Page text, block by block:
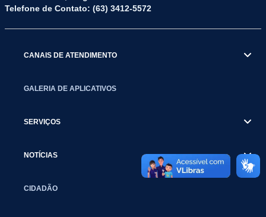
Telefone de Contato: (63) 3412-5572
CANAIS DE ATENDIMENTO
GALERIA DE APLICATIVOS
SERVIÇOS
NOTÍCIAS
CIDADÃO